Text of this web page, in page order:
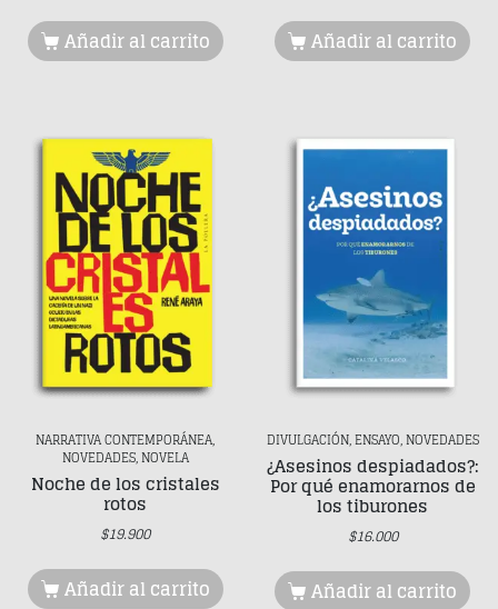
Añadir al carrito Añadir al carrito
NARRATIVA CONTEMPORÁNEA,
NOVEDADES, NOVELA
Noche de los cristales
rotos
$19.900
Añadir al carrito
DIVULGACIÓN, ENSAYO, NOVEDADES
¿Asesinos despiadados?:
Por qué enamorarnos de
los tiburones
$16.000
Añadir al carrito